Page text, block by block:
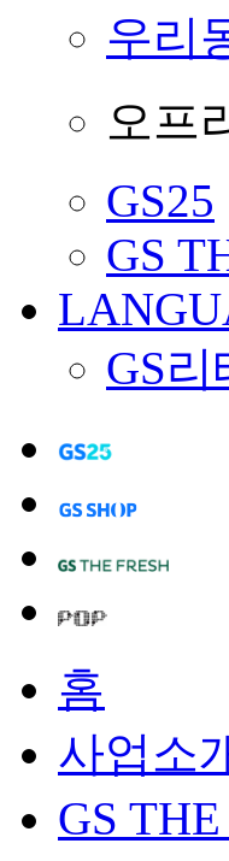
우리
오프
GS25
GS
GS리
홈
사업소
GS